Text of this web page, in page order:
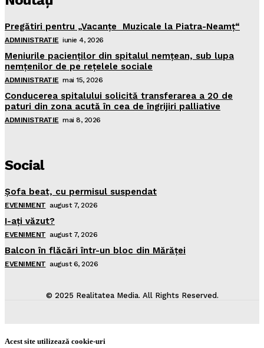
Pregătiri pentru „Vacanţe Muzicale la Piatra-Neamţ“
ADMINISTRATIE iunie 4, 2026
Meniurile pacienţilor din spitalul nemţean, sub lupa
nemţenilor de pe reţelele sociale
ADMINISTRATIE mai 15, 2026
Conducerea spitalului solicită transferarea a 20 de
paturi din zona acută în cea de îngrijiri palliative
ADMINISTRATIE mai 8, 2026
Social
Şofa beat, cu permisul suspendat
EVENIMENT august 7, 2026
I-aţi văzut?
EVENIMENT august 7, 2026
Balcon în flăcări într-un bloc din Mărăţei
EVENIMENT august 6, 2026
© 2025 Realitatea Media. All Rights Reserved.
Acest site utilizează cookie-uri